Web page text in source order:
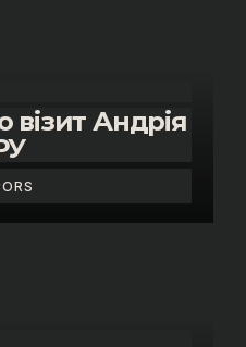
Андрія